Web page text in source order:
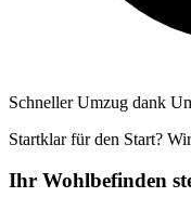
Schneller Umzug dank
Startklar für den Start?
Ihr Wohlbefinden